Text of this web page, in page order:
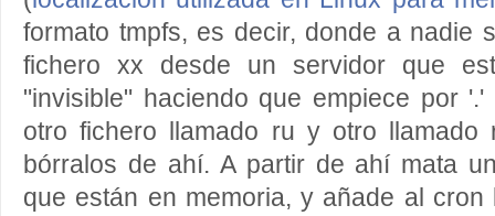
formato tmpfs, es decir, donde a nadie
fichero xx desde un servidor que
"invisible" haciendo que empiece por
otro fichero llamado ru y otro
bórralos de ahí. A partir de ahí mata
que están en memoria, y añade al